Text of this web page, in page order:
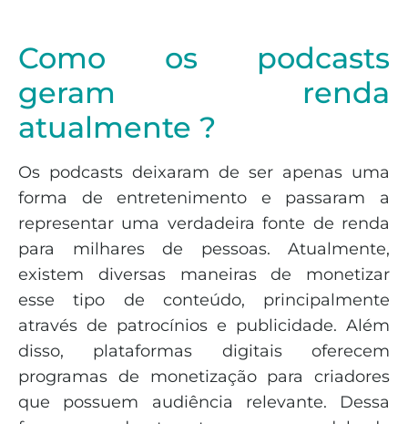
Como os podcasts
geram renda
atualmente ?
Os podcasts deixaram de ser apenas uma
forma de entretenimento e passaram a
representar uma verdadeira fonte de renda
para milhares de pessoas. Atualmente,
existem diversas maneiras de monetizar
esse tipo de conteúdo, principalmente
através de patrocínios e publicidade. Além
disso, plataformas digitais oferecem
programas de monetização para criadores
que possuem audiência relevante. Dessa